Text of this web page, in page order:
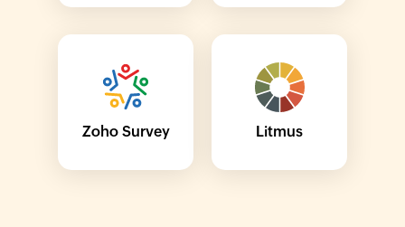
Zoho Survey Litmus